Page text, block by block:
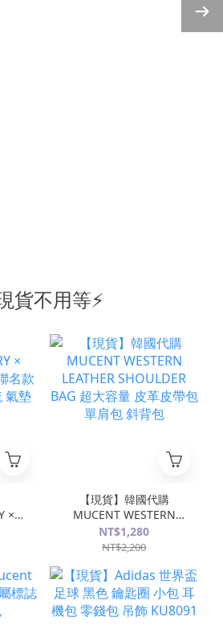
貨不用等⚡️
×
名
氣
【現貨】韓國代購
MUCENT WESTERN
LEATHER SHOULDER
BAG 超大容量 皮革皮帶
NT$1,280
NT$2,200